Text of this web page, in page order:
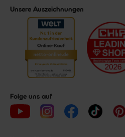
Unsere Auszeichnungen
Folge uns auf